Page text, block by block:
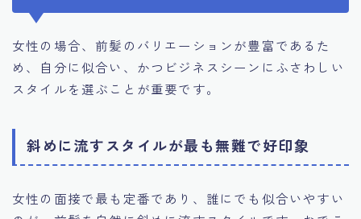
女性の場合、前髪のバリエーションが豊富であるた
め、自分に似合い、かつビジネスシーンにふさわしい
スタイルを選ぶことが重要です。
斜めに流すスタイルが最も無難で好印象
女性の面接で最も定番であり、誰にでも似合いやすい